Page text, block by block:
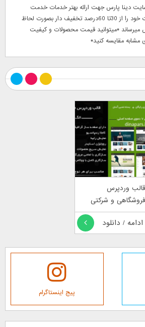
دینا پارس جهت ارائه بهتر خدمات خدمت
مشتریان عزیز. تمام محصولات خود را از 30تا 60درصد تخفیف دار بصورت لحاظ
میرساند *میتوانید قیمت محصولات و کیفیت
مشابه مقایسه کنید*
قالب وردپرس
فروشگاهی و شرکتی
الگراند
ادامه / دانلود
پیج اینستاگرام